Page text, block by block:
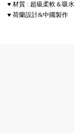
♥ 材質 : 超級柔軟＆吸
♥ 荷蘭設計&中國製作